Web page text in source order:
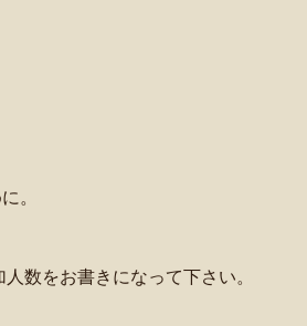
。
数をお書きになって下さい。